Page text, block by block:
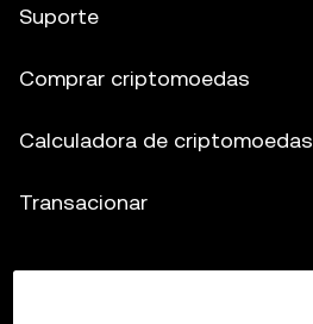
Suporte
Comprar criptomoedas
Calculadora de criptomoedas
Transacionar